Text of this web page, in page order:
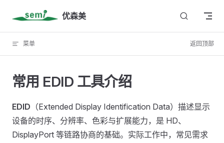
Skip to content 优森美
菜单 返回顶部
常用 EDID 工具介绍
EDID （Extended Display Identification Data）描述显示
设备的时序、分辨率、色彩与扩展能力，是 HD、
DisplayPort 等链路协商的基础。实际工作中，常见需求